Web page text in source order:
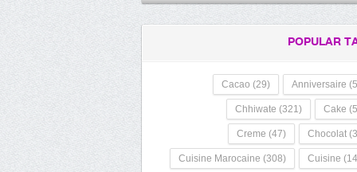
POPULAR
Anniversaire
Cacao (29)
Cake
Chhiwate (321)
Chocolat
Creme (47)
Cuisine
Cuisine Marocaine (308)